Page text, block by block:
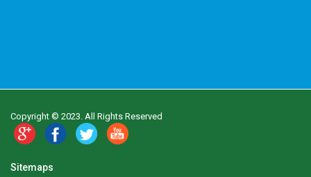
Copyright © 2023. All Rights Reserved
Sitemaps